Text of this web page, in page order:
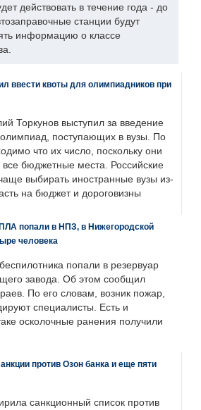
действовать в течение года - до
станции будут
информацию о классе
ввести квоты для олимпиадников при
Торкунов выступил за введение
олимпиад, поступающих в вузы. По
что их число, поскольку они
все бюджетные места. Российские
выбирать иностранные вузы из-
на бюджет и дороговизны
попали в НПЗ, в Нижегородской
человека
попали в резервуар
завода. Об этом сообщил
По его словам, возник пожар,
специалисты. Есть и
осколочные ранения получили
против Озон банка и еще пяти
санкционный список против